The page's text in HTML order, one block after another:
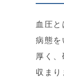
血圧
病態を
厚く
収ま